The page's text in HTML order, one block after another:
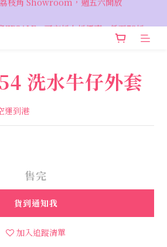
』可享折上折優惠，低至78折
洗水牛仔外套
運到港
售完
貨到通知我
加入追蹤清單